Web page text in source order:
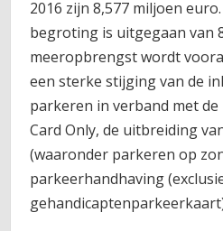
2016 zijn 8,577 miljoen
begroting is uitgegaan van
meeropbrengst wordt
een sterke stijging van de
parkeren in verband met
Card Only, de uitbreiding
(waaronder parkeren op
parkeerhandhaving